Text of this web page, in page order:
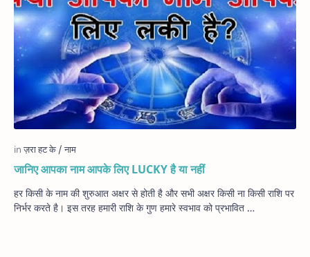
जानिए आपका नाम आपके लिए LUCKY है या नहीं
हर किसी के नाम की शुरुआत अक्षर से होती है और सभी अक्षर किसी ना किसी राशि पर
निर्भर करते है। इस तरह हमारी राशि के गुण हमारे स्वभाव को प्रभावित …